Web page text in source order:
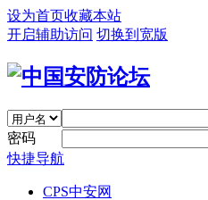
设为首页收藏本站
开启辅助访问 切换到宽版
密码
快捷导航
CPS中安网